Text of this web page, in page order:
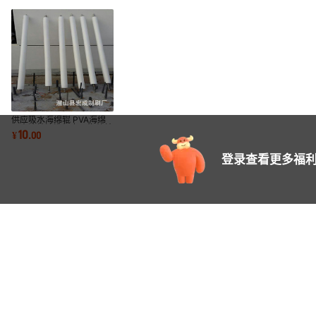
供应吸水海绵辊 PVA海绵
吸水滚轮清洗机专用海绵轮
pp吸水绵
¥10.00
登录查看更多福